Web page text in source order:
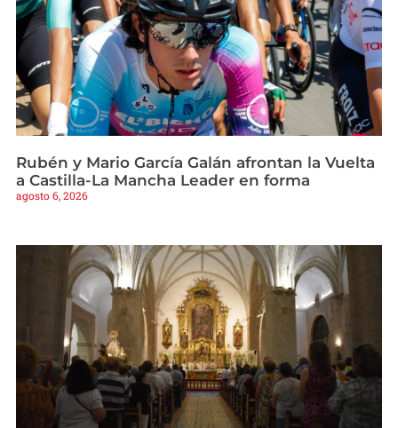
Rubén y Mario García Galán afrontan la Vuelta
a Castilla-La Mancha Leader en forma
agosto 6, 2026